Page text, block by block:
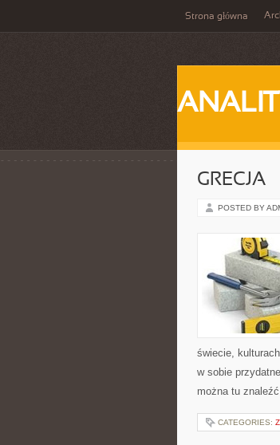
Strona główna
GRECJA
POSTED BY
świecie,
w sobie
można tu
CATEGORIES: